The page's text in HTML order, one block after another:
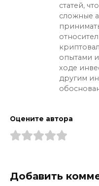
статей,
сложные
опытами
ходе
другим
Оцените автора
Добавить